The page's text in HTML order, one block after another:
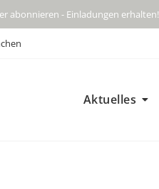
abonnieren - Einladungen erhalten!
Aktuelles